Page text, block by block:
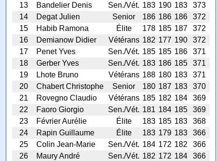
13
Bandelier Denis Sen./Vét. 183 190 183
373
14
Degat Julien Senior 186 186 186
372
15
Habib Ramona Élite 178 185 187
372
16
Demianow Didier Vétérans 182 177 190
372
17
Penet Yves Sen./Vét. 185 185 186
371
18
Gerber Yves Sen./Vét. 183 186 185
371
19
Lhote Bruno Vétérans 188 180 183
371
20
Chabert Christophe Senior 180 187 183
370
21
Rovegno Claudio Vétérans 185 182 184
369
22
Faoro Giorgio Sen./Vét. 181 184 185
369
23
Février Aurélie Élite 183 185 183
368
24
Rapin Guillaume Élite 183 179 183
366
25
Colin Jean-Marie Sen./Vét. 184 172 182
366
26
Maury André Sen./Vét. 182 172 184
366